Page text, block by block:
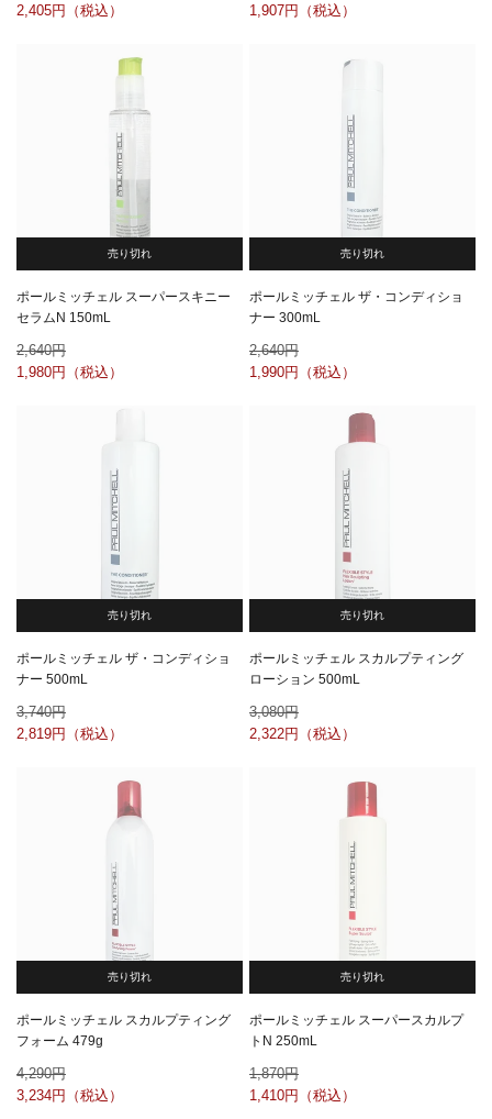
2,405 1,907
売り切れ
ポールミッチェル スーパースキニー
セラムN 150mL
2,640
1,980
売り切れ
ポールミッチェル ザ・コンディショ
ナー 300mL
2,640
1,990
売り切れ
ポールミッチェル ザ・コンディショ
ナー 500mL
3,740
2,819
売り切れ
ポールミッチェル スカルプティング
ローション 500mL
3,080
2,322
売り切れ
ポールミッチェル スカルプティング
フォーム 479g
4,290
3,234
売り切れ
ポールミッチェル スーパースカルプ
トN 250mL
1,870
1,410